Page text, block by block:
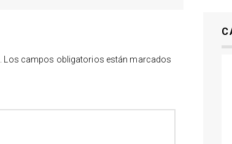
Los campos obligatorios están marcados